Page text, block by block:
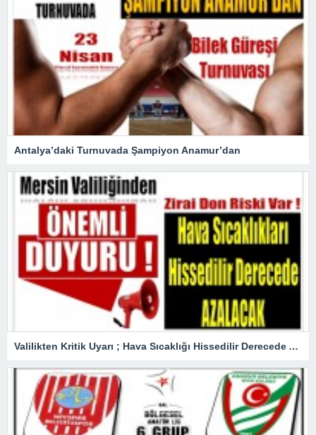
Antalya’daki Turnuvada Şampiyon Anamur’dan
Valilikten Kritik Uyarı ; Hava Sıcaklığı Hissedilir Derecede Azalacak!